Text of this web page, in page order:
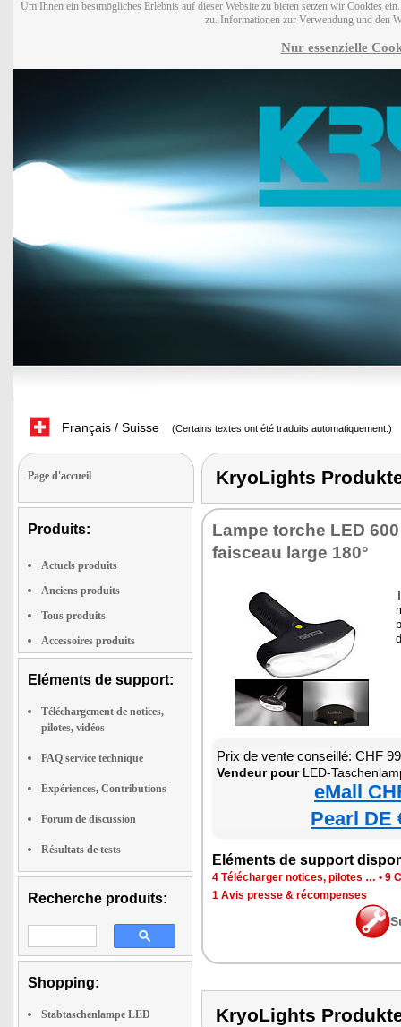
Um Ihnen ein bestmögliches Erlebnis auf dieser Website zu bieten setzen wir Cookies
zu. Informationen zur Verwendung und den
Nur essenzielle
Français / Suisse (Certains textes ont été traduits automatiquement.)
Page d'accueil
Produits:
Actuels produits
Anciens produits
Tous produits
Accessoires produits
Eléments de support:
Téléchargement de notices,
pilotes, vidéos
FAQ service technique
Expériences, Contributions
Forum de discussion
Résultats de tests
Recherche produits:
Shopping:
Stabtaschenlampe LED
KryoLights Produkte
Lampe torche LED
faisceau large 180°
Prix de vente conseillé: CHF
Vendeur pourLED-
eMall
Pearl DE
Eléments de support
4 Télécharger notices, pilotes … • 9
1 Avis presse & récompenses
KryoLights Produkte